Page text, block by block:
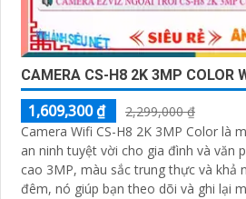
CAMERA CS-H8 2K 3MP COLOR
1,609,300 ₫
2,299,000 ₫
Camera Wifi CS-H8 2K 3MP Color là
an ninh tuyệt vời cho gia đình và văn phòng. Với độ
cao 3MP, màu sắc trung thực và khả
đêm, nó giúp bạn theo dõi và ghi lại